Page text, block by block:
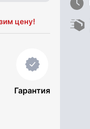
цену!
Гарантия